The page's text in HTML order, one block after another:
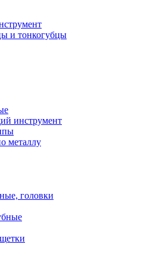
и тонкогубцы
инструмент
металлу
головки